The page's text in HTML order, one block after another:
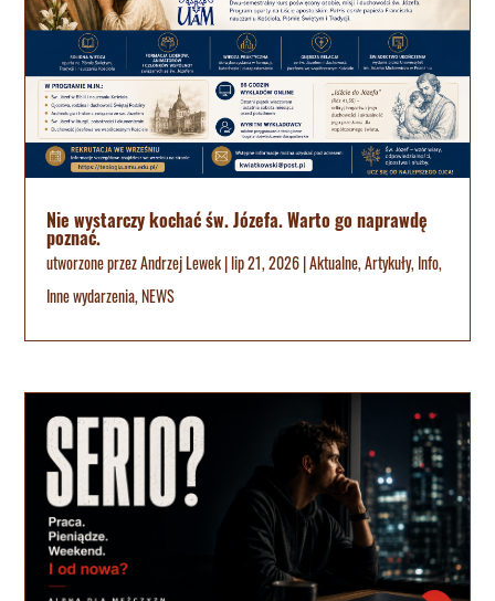
Nie wystarczy kochać św. Józefa. Warto go naprawdę
poznać.
utworzone przezAndrzej Lewek|lip 21, 2026|Aktualne,Artykuły, Info,
Inne wydarzenia,NEWS